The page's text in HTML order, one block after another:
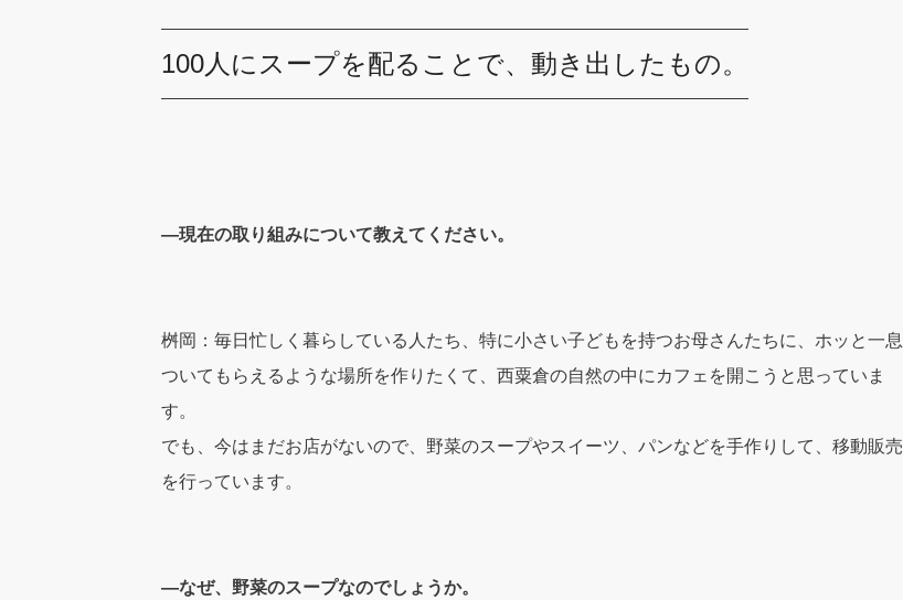
100人にスープを配ることで、動き出したもの。
―現在の取り組みについて教えてください。
桝岡：毎日忙しく暮らしている人たち、特に小さい子どもを持つお母さんたちに、ホッと一息
ついてもらえるような場所を作りたくて、西粟倉の自然の中にカフェを開こうと思っていま
す。
でも、今はまだお店がないので、野菜のスープやスイーツ、パンなどを手作りして、移動販売
を行っています。
―なぜ、野菜のスープなのでしょうか。